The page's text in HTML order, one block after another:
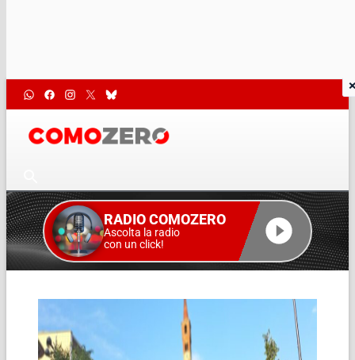
RADIO COMOZERO
Ascolta la radio
con un click!